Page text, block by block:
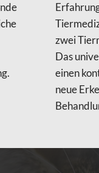
zwei
Das
einen
neue